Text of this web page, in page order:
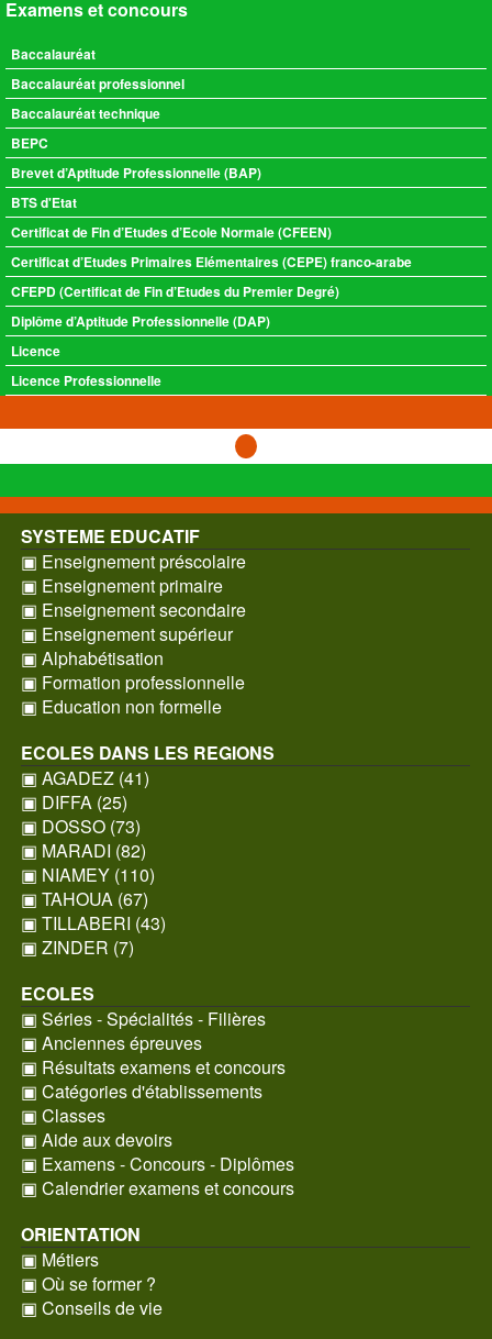
Examens et concours
Baccalauréat
Baccalauréat professionnel
Baccalauréat technique
BEPC
Brevet d’Aptitude Professionnelle (BAP)
BTS d'Etat
Certificat de Fin d’Etudes d’Ecole Normale (CFEEN)
Certificat d’Etudes Primaires Elémentaires (CEPE) franco-arabe
CFEPD (Certificat de Fin d’Etudes du Premier Degré)
Diplôme d’Aptitude Professionnelle (DAP)
Licence
Licence Professionnelle
SYSTEME EDUCATIF
▣ Enseignement préscolaire
▣ Enseignement primaire
▣ Enseignement secondaire
▣ Enseignement supérieur
▣ Alphabétisation
▣ Formation professionnelle
▣ Education non formelle
ECOLES DANS LES REGIONS
▣ AGADEZ (41)
▣ DIFFA (25)
▣ DOSSO (73)
▣ MARADI (82)
▣ NIAMEY (110)
▣ TAHOUA (67)
▣ TILLABERI (43)
▣ ZINDER (7)
ECOLES
▣ Séries - Spécialités - Filières
▣ Anciennes épreuves
▣ Résultats examens et concours
▣ Catégories d'établissements
▣ Classes
▣ Aide aux devoirs
▣ Examens - Concours - Diplômes
▣ Calendrier examens et concours
ORIENTATION
▣ Métiers
▣ Où se former ?
▣ Conseils de vie